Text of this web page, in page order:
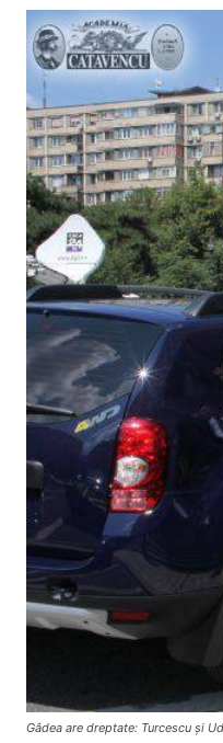
Gâdea are dreptate: Turcescu şi